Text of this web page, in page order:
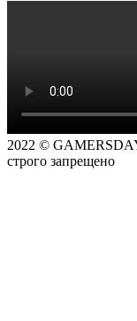
2022 ©
строго запрещено